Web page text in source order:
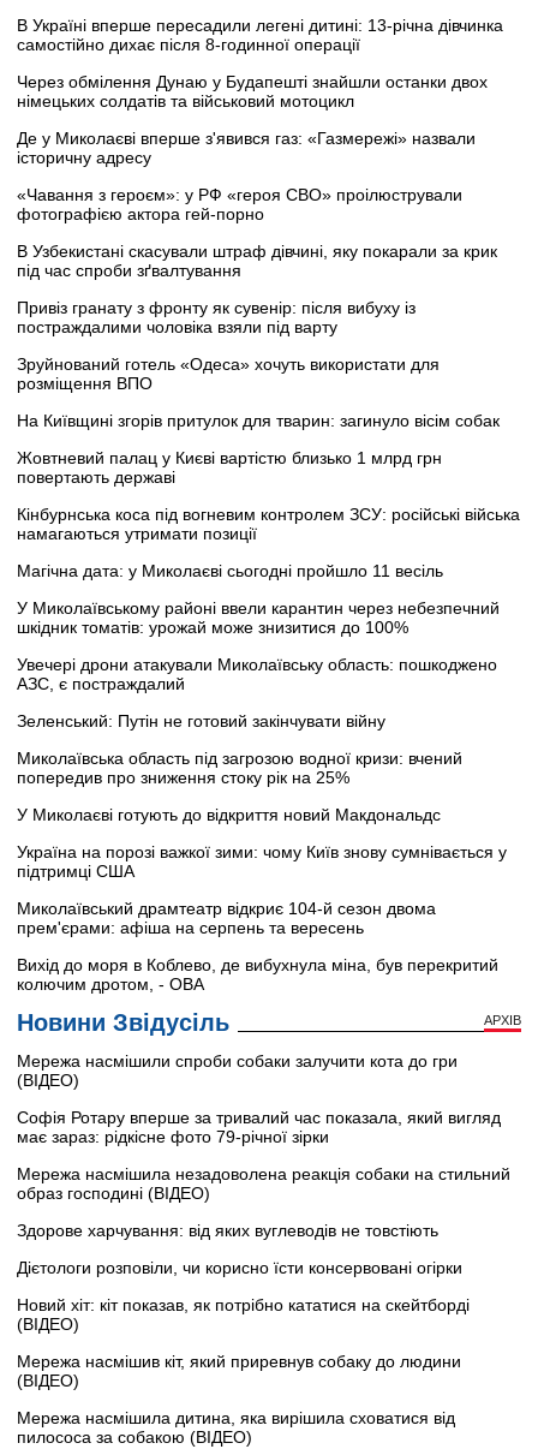
В Україні вперше пересадили легені дитині: 13-річна дівчинка
самостійно дихає після 8-годинної операції
Через обмілення Дунаю у Будапешті знайшли останки двох
німецьких солдатів та військовий мотоцикл
Де у Миколаєві вперше з'явився газ: «Газмережі» назвали
історичну адресу
«Чавання з героєм»: у РФ «героя СВО» проілюстрували
фотографією актора гей-порно
В Узбекистані скасували штраф дівчині, яку покарали за крик
під час спроби зґвалтування
Привіз гранату з фронту як сувенір: після вибуху із
постраждалими чоловіка взяли під варту
Зруйнований готель «Одеса» хочуть використати для
розміщення ВПО
На Київщині згорів притулок для тварин: загинуло вісім собак
Жовтневий палац у Києві вартістю близько 1 млрд грн
повертають державі
Кінбурнська коса під вогневим контролем ЗСУ: російські війська
намагаються утримати позиції
Магічна дата: у Миколаєві сьогодні пройшло 11 весіль
У Миколаївському районі ввели карантин через небезпечний
шкідник томатів: урожай може знизитися до 100%
Увечері дрони атакували Миколаївську область: пошкоджено
АЗС, є постраждалий
Зеленський: Путін не готовий закінчувати війну
Миколаївська область під загрозою водної кризи: вчений
попередив про зниження стоку рік на 25%
У Миколаєві готують до відкриття новий Макдональдс
Україна на порозі важкої зими: чому Київ знову сумнівається у
підтримці США
Миколаївський драмтеатр відкриє 104-й сезон двома
прем'єрами: афіша на серпень та вересень
Вихід до моря в Коблево, де вибухнула міна, був перекритий
колючим дротом, - ОВА
Новини Звідусіль АРХІВ
Мережа насмішили спроби собаки залучити кота до гри
(ВІДЕО)
Софія Ротару вперше за тривалий час показала, який вигляд
має зараз: рідкісне фото 79-річної зірки
Мережа насмішила незадоволена реакція собаки на стильний
образ господині (ВІДЕО)
Здорове харчування: від яких вуглеводів не товстіють
Дієтологи розповіли, чи корисно їсти консервовані огірки
Новий хіт: кіт показав, як потрібно кататися на скейтборді
(ВІДЕО)
Мережа насмішив кіт, який приревнув собаку до людини
(ВІДЕО)
Мережа насмішила дитина, яка вирішила сховатися від
пилососа за собакою (ВІДЕО)